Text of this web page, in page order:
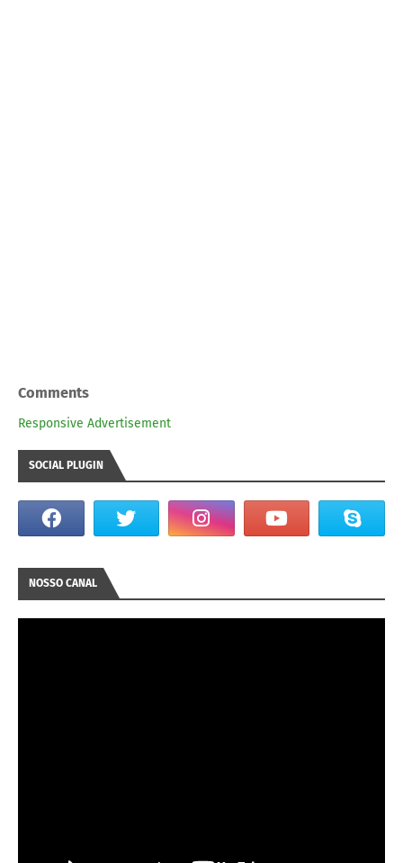
Comments
Responsive Advertisement
SOCIAL PLUGIN
NOSSO CANAL